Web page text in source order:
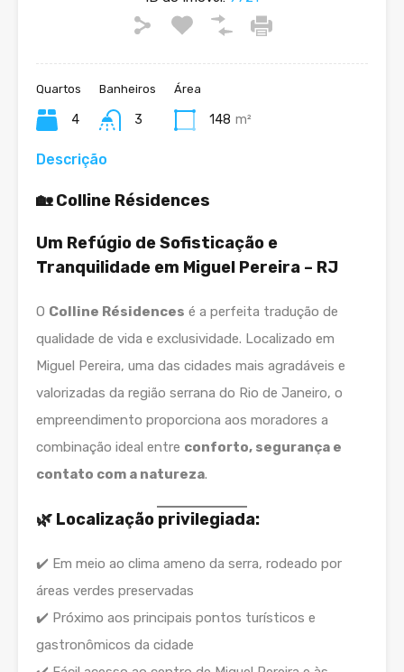
Quartos
4
Banheiros
3
Área
148 m²
Descrição
🏡 Colline Résidences
Um Refúgio de Sofisticação e
Tranquilidade em Miguel Pereira – RJ
O Colline Résidences é a perfeita tradução de
qualidade de vida e exclusividade. Localizado em
Miguel Pereira, uma das cidades mais agradáveis e
valorizadas da região serrana do Rio de Janeiro, o
empreendimento proporciona aos moradores a
combinação ideal entre conforto, segurança e
contato com a natureza.
🌿 Localização privilegiada:
✔️ Em meio ao clima ameno da serra, rodeado por
áreas verdes preservadas
✔️ Próximo aos principais pontos turísticos e
gastronômicos da cidade